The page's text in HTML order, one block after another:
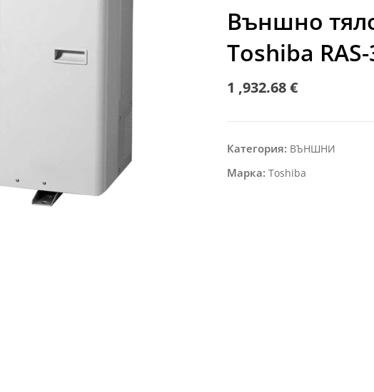
Външно
Toshiba
1 ,932.68€
Категория: ВЪНШНИ
Марка:Toshiba